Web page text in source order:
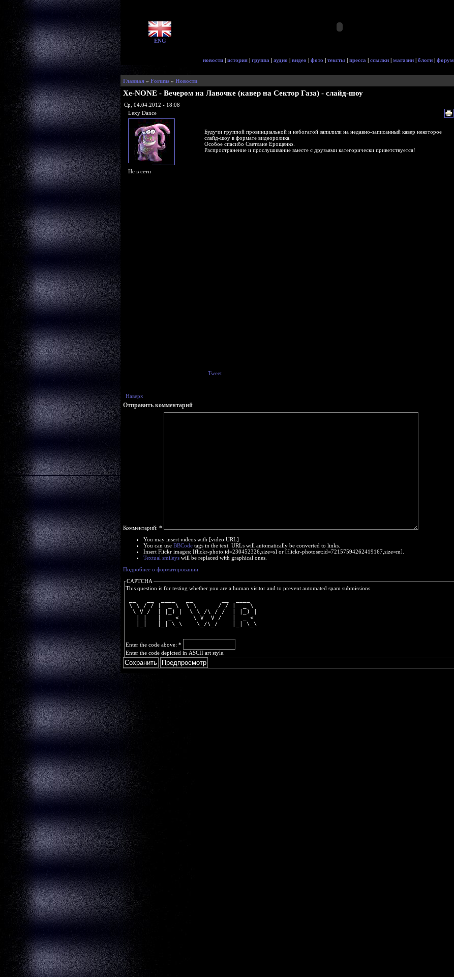
ENG
новости | история | группа | аудио | видео | фото | тексты | пресса | ссылки | магазин | блоги | форум
Главная » Forums » Новости
Xe-NONE - Вечером на Лавочке (кавер на Сектор Газа) - слайд-шоу
Ср, 04.04.2012 - 18:08
Lexy Dance
Не в сети
Будучи группой провинциальной и небогатой запилили на недавно-записанный кавер некоторое
слайд-шоу в формате видеоролика.
Особое спасибо Светлане Ерощенко.
Распространение и прослушивание вместе с друзьями категорически приветствуется!
Tweet
Наверх
Отправить комментарий
Комментарий: *
You may insert videos with [video:URL]
You can use BBCode tags in the text. URLs will automatically be converted to links.
Insert Flickr images: [flickr-photo:id=230452326,size=s] or [flickr-photoset:id=72157594262419167,size=m].
Textual smileys will be replaced with graphical ones.
Подробнее о форматировании
CAPTCHA
This question is for testing whether you are a human visitor and to prevent automated spam submissions.
\ \ / / |  _ \  \ \      / / |  _ \
  \ V /  | |_) |  \ \ /\ / /  | |_) |
   | |   |  _ <    \ V  V /   |  _ <
   |_|   |_| \_\    \_/\_/    |_| \_\
Enter the code above: *
Enter the code depicted in ASCII art style.